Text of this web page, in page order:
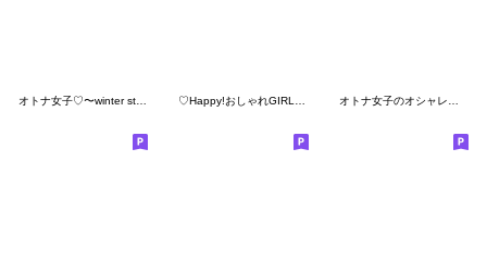
オトナ女子♡〜winter style〜 ♡Happy!おしゃれGIRL-レッド&ブラック-♡ オトナ女子のオシャレ絵文字❤️